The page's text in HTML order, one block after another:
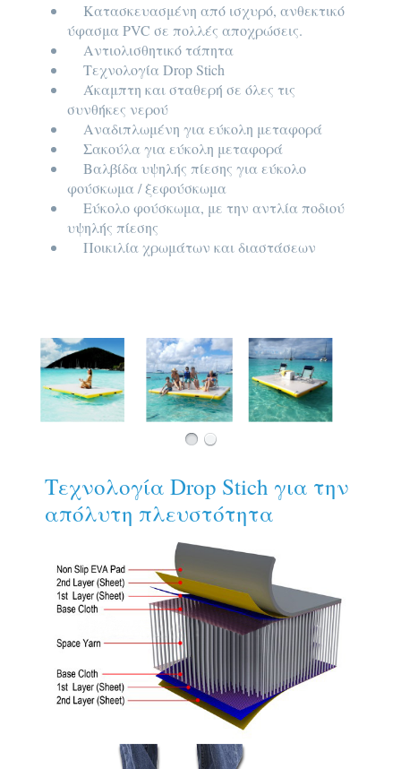
Κατασκευασμένη από ισχυρό, ανθεκτικό
ύφασμα PVC σε πολλές αποχρώσεις.
Αντιολισθητικό τάπητα
Τεχνολογία Drop Stich
Άκαμπτη και σταθερή σε όλες τις
συνθήκες νερού
Αναδιπλωμένη για εύκολη μεταφορά
Σακούλα για εύκολη μεταφορά
Βαλβίδα υψηλής πίεσης για εύκολο
φούσκωμα / ξεφούσκωμα
Εύκολο φούσκωμα, με την αντλία ποδιού
υψηλής πίεσης
Ποικιλία χρωμάτων και διαστάσεων
Τεχνολογία Drop Stich για την
απόλυτη πλευστότητα